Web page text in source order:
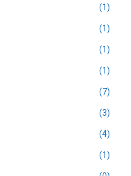
(1)
(1)
(1)
(1)
(7)
(3)
(4)
(1)